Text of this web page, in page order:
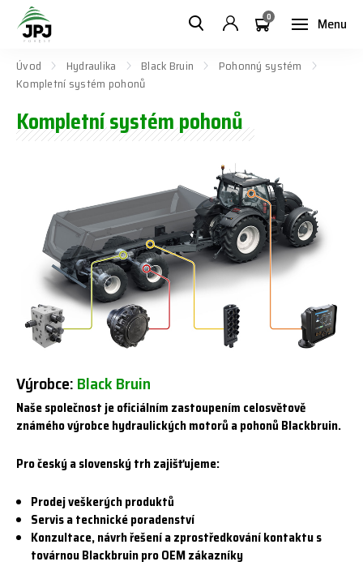
Menu
0
Úvod Hydraulika Black Bruin
Pohonný systém
Kompletní systém pohonů
Kompletní systém pohonů
Výrobce:Black Bruin
Naše společnost je oficiálním zastoupením celosvětově
známého výrobce hydraulických motorů a pohonů Blackbruin.
Pro český a slovenský trh zajišťujeme:
Prodej veškerých produktů
Servis a technické poradenství
Konzultace, návrh řešení a zprostředkování kontaktu s
továrnou Blackbruin pro OEM zákazníky